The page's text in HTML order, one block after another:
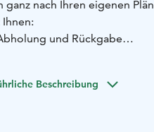
nach Ihren eigenen
und Rückgabe
Zeitplan
Beschreibung